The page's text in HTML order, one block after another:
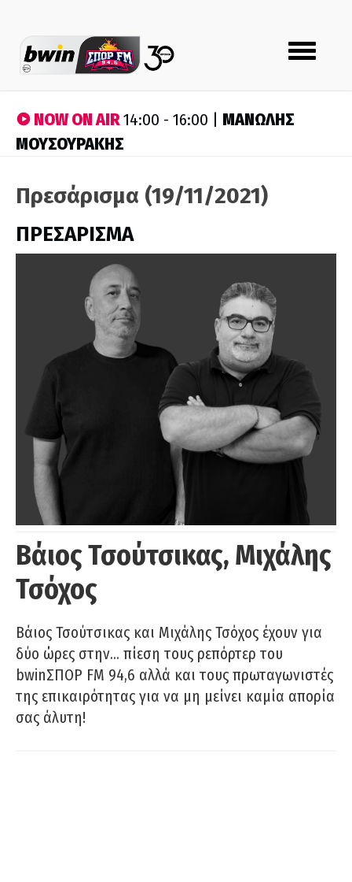
Toggle
navigation
NOW ON AIR14:00 - 16:00 | ΜΑΝΩΛΗΣ
ΜΟΥΣΟΥΡΑΚΗΣ
Πρεσάρισμα (19/11/2021)
ΠΡΕΣΑΡΙΣΜΑ
Βάιος Τσούτσικας, Μιχάλης
Τσόχος
Βάιος Τσούτσικας και Μιχάλης Τσόχος έχουν για
δύο ώρες στην… πίεση τους ρεπόρτερ του
bwinΣΠΟΡ FM 94,6 αλλά και τους πρωταγωνιστές
της επικαιρότητας για να μη μείνει καμία απορία
σας άλυτη!